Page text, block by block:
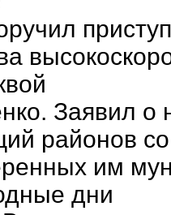
Заявил о
районов
им
дни